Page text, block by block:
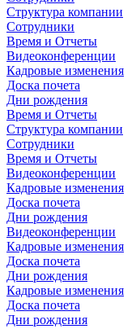
Структура компании
Сотрудники
Время и Отчеты
Видеоконференции
Кадровые изменения
Доска почета
Дни рождения
Время и Отчеты
Структура компании
Сотрудники
Время и Отчеты
Видеоконференции
Кадровые изменения
Доска почета
Дни рождения
Видеоконференции
Кадровые изменения
Доска почета
Дни рождения
Кадровые изменения
Доска почета
Дни рождения